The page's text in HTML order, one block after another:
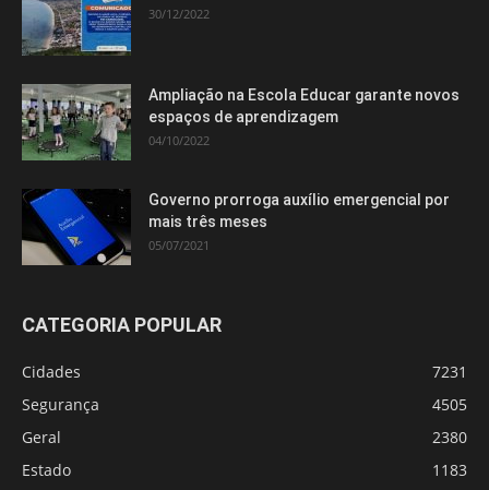
30/12/2022
Ampliação na Escola Educar garante novos
espaços de aprendizagem
04/10/2022
Governo prorroga auxílio emergencial por
mais três meses
05/07/2021
CATEGORIA POPULAR
Cidades
7231
Segurança
4505
Geral
2380
Estado
1183